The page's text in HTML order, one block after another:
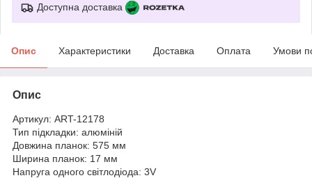
Доступна доставка
Опис Характеристики Доставка Оплата Умови
Опис
Артикул: ART-12178
Тип підкладки: алюміній
Довжина планок: 575 мм
Ширина планок: 17 мм
Напруга одного світлодіода: 3V